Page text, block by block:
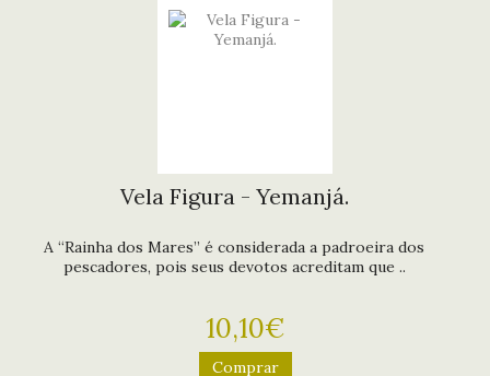
Vela Figura - Yemanjá.
A “Rainha dos Mares” é considerada a padroeira dos
pescadores, pois seus devotos acreditam que ..
10,10€
Comprar